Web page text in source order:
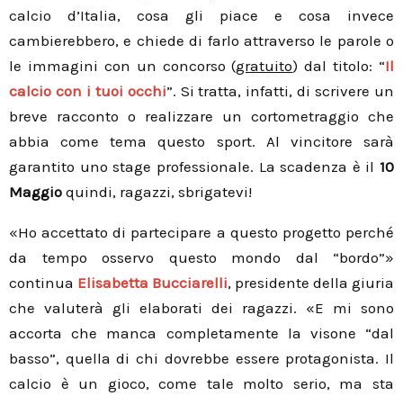
calcio d’Italia, cosa gli piace e cosa invece
cambierebbero, e chiede di farlo attraverso le parole o
le immagini con un concorso (gratuito) dal titolo: “Il
calcio con i tuoi occhi”. Si tratta, infatti, di scrivere un
breve racconto o realizzare un cortometraggio che
abbia come tema questo sport. Al vincitore sarà
garantito uno stage professionale. La scadenza è il 10
Maggio quindi, ragazzi, sbrigatevi!
«Ho accettato di partecipare a questo progetto perché
da tempo osservo questo mondo dal “bordo”»
continua Elisabetta Bucciarelli, presidente della giuria
che valuterà gli elaborati dei ragazzi. «E mi sono
accorta che manca completamente la visone “dal
basso”, quella di chi dovrebbe essere protagonista. Il
calcio è un gioco, come tale molto serio, ma sta